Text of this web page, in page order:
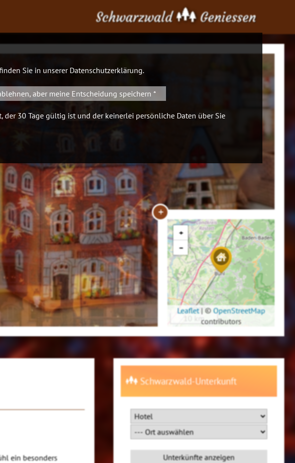
Schwarzwald Geniessen
+
+
−
10 km
Leaflet |©OpenStreetMap
contributors
ein besonders
Schwarzwald-Unterkunft
Sie in unserer Datenschutzerklärung.
aber meine Entscheidung speichern *
30 Tage gültig ist und der keinerlei persönliche Daten über Sie